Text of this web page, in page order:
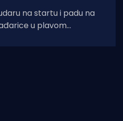
na startu i padu na
u plavom